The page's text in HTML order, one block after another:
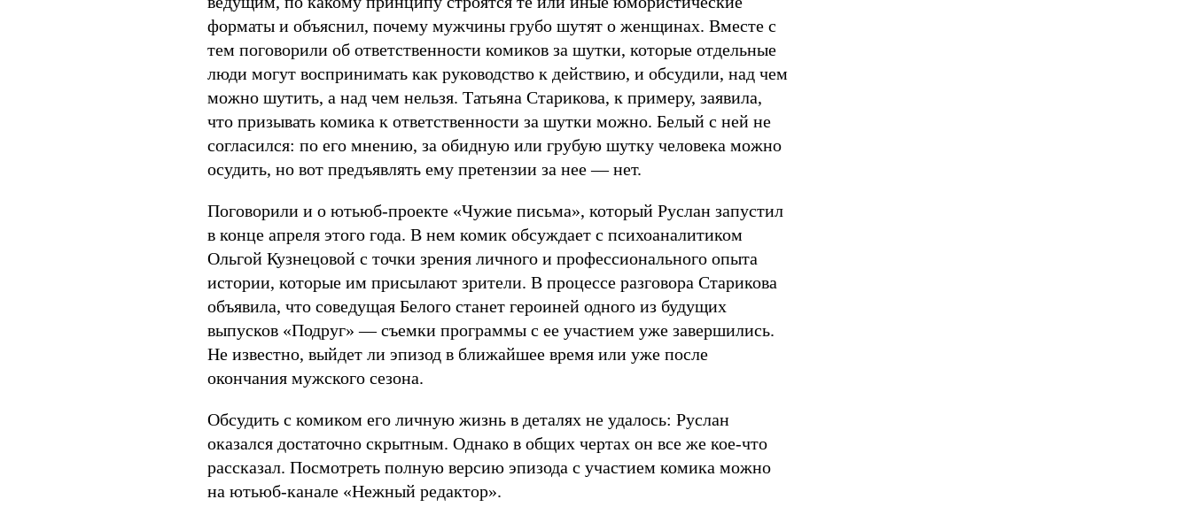
форматы и объяснил, почему мужчины грубо шутят о женщинах. Вместе с
тем поговорили об ответственности комиков за шутки, которые отдельные
люди могут воспринимать как руководство к действию, и обсудили, над чем
можно шутить, а над чем нельзя. Татьяна Старикова, к примеру, заявила,
что призывать комика к ответственности за шутки можно. Белый с ней не
согласился: по его мнению, за обидную или грубую шутку человека можно
осудить, но вот предъявлять ему претензии за нее — нет.
Поговорили и о ютьюб-проекте «Чужие письма», который Руслан запустил
в конце апреля этого года. В нем комик обсуждает с психоаналитиком
Ольгой Кузнецовой с точки зрения личного и профессионального опыта
истории, которые им присылают зрители. В процессе разговора Старикова
объявила, что соведущая Белого станет героиней одного из будущих
выпусков «Подруг» — съемки программы с ее участием уже завершились.
Не известно, выйдет ли эпизод в ближайшее время или уже после
окончания мужского сезона.
Обсудить с комиком его личную жизнь в деталях не удалось: Руслан
оказался достаточно скрытным. Однако в общих чертах он все же кое-что
рассказал. Посмотреть полную версию эпизода с участием комика можно
на ютьюб-канале «Нежный редактор».